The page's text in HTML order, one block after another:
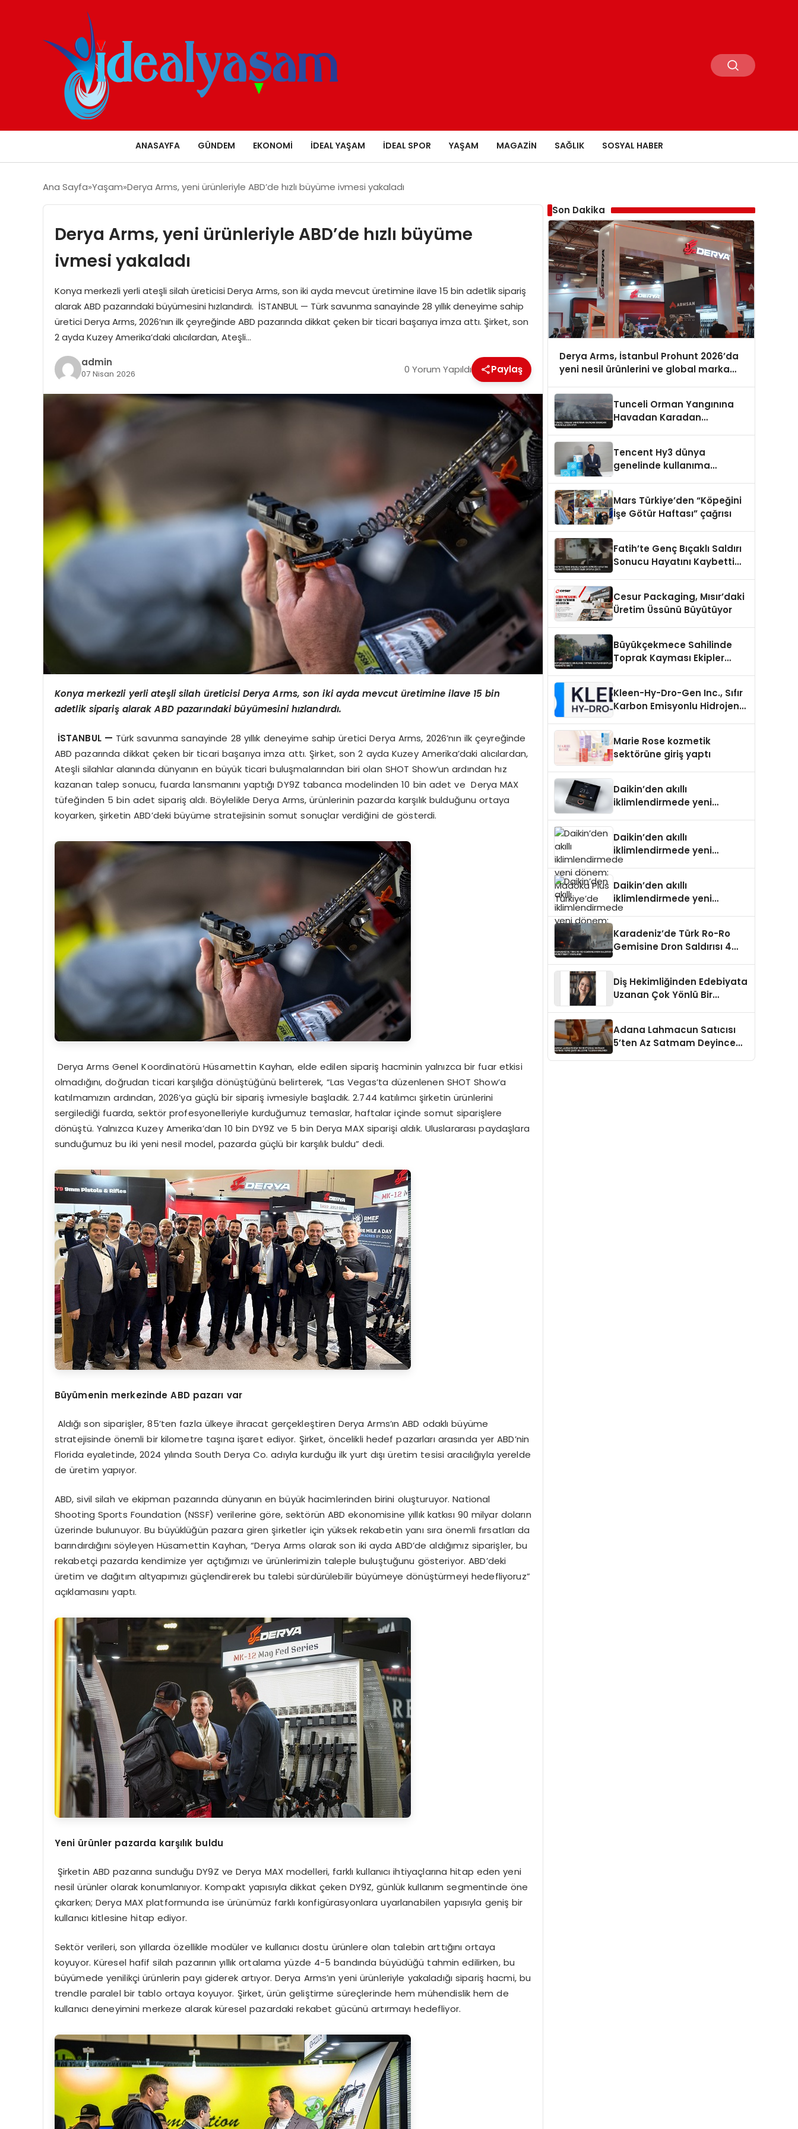
ANASAYFA GÜNDEM EKONOMI İDEAL YAŞAM İDEAL SPOR YAŞAM MAGAZIN SAĞLIK SOSYAL HABER
Ana Sayfa Yaşam Derya Arms, yeni ürünleriyle ABD’de hızlı büyüme ivmesi yakaladı
Derya Arms, yeni ürünleriyle ABD’de hızlı büyüme
ivmesi yakaladı
Konya merkezli yerli ateşli silah üreticisi Derya Arms, son iki ayda mevcut üretimine ilave 15 bin adetlik sipariş
alarak ABD pazarındaki büyümesini hızlandırdı. İSTANBUL — Türk savunma sanayinde 28 yıllık deneyime sahip
üretici Derya Arms, 2026’nın ilk çeyreğinde ABD pazarında dikkat çeken bir ticari başarıya imza attı. Şirket, son
2 ayda Kuzey Amerika’daki alıcılardan, Ateşli…
admin
07 Nisan 2026 0 Yorum Yapıldı Paylaş
Konya merkezli yerli ateşli silah üreticisi Derya Arms, son iki ayda mevcut üretimine ilave 15 bin
adetlik sipariş alarak ABD pazarındaki büyümesini hızlandırdı.
İSTANBUL — Türk savunma sanayinde 28 yıllık deneyime sahip üretici Derya Arms, 2026’nın ilk çeyreğinde
ABD pazarında dikkat çeken bir ticari başarıya imza attı. Şirket, son 2 ayda Kuzey Amerika’daki alıcılardan,
Ateşli silahlar alanında dünyanın en büyük ticari buluşmalarından biri olan SHOT Show’un ardından hız
kazanan talep sonucu, fuarda lansmanını yaptığı DY9Z tabanca modelinden 10 bin adet ve Derya MAX
tüfeğinden 5 bin adet sipariş aldı. Böylelikle Derya Arms, ürünlerinin pazarda karşılık bulduğunu ortaya
koyarken, şirketin ABD’deki büyüme stratejisinin somut sonuçlar verdiğini de gösterdi.
Derya Arms Genel Koordinatörü Hüsamettin Kayhan, elde edilen sipariş hacminin yalnızca bir fuar etkisi
olmadığını, doğrudan ticari karşılığa dönüştüğünü belirterek, “Las Vegas’ta düzenlenen SHOT Show’a
katılmamızın ardından, 2026’ya güçlü bir sipariş ivmesiyle başladık. 2.744 katılımcı şirketin ürünlerini
sergilediği fuarda, sektör profesyonelleriyle kurduğumuz temaslar, haftalar içinde somut siparişlere
dönüştü. Yalnızca Kuzey Amerika’dan 10 bin DY9Z ve 5 bin Derya MAX siparişi aldık. Uluslararası paydaşlara
sunduğumuz bu iki yeni nesil model, pazarda güçlü bir karşılık buldu” dedi.
Büyümenin merkezinde ABD pazarı var
Aldığı son siparişler, 85’ten fazla ülkeye ihracat gerçekleştiren Derya Arms’ın ABD odaklı büyüme
stratejisinde önemli bir kilometre taşına işaret ediyor. Şirket, öncelikli hedef pazarları arasında yer ABD’nin
Florida eyaletinde, 2024 yılında South Derya Co. adıyla kurduğu ilk yurt dışı üretim tesisi aracılığıyla yerelde
de üretim yapıyor.
ABD, sivil silah ve ekipman pazarında dünyanın en büyük hacimlerinden birini oluşturuyor. National
Shooting Sports Foundation (NSSF) verilerine göre, sektörün ABD ekonomisine yıllık katkısı 90 milyar doların
üzerinde bulunuyor. Bu büyüklüğün pazara giren şirketler için yüksek rekabetin yanı sıra önemli fırsatları da
barındırdığını söyleyen Hüsamettin Kayhan, “Derya Arms olarak son iki ayda ABD’de aldığımız siparişler, bu
rekabetçi pazarda kendimize yer açtığımızı ve ürünlerimizin taleple buluştuğunu gösteriyor. ABD’deki
üretim ve dağıtım altyapımızı güçlendirerek bu talebi sürdürülebilir büyümeye dönüştürmeyi hedefliyoruz”
açıklamasını yaptı.
Yeni ürünler pazarda karşılık buldu
Şirketin ABD pazarına sunduğu DY9Z ve Derya MAX modelleri, farklı kullanıcı ihtiyaçlarına hitap eden yeni
nesil ürünler olarak konumlanıyor. Kompakt yapısıyla dikkat çeken DY9Z, günlük kullanım segmentinde öne
çıkarken; Derya MAX platformunda ise ürünümüz farklı konfigürasyonlara uyarlanabilen yapısıyla geniş bir
kullanıcı kitlesine hitap ediyor.
Sektör verileri, son yıllarda özellikle modüler ve kullanıcı dostu ürünlere olan talebin arttığını ortaya
koyuyor. Küresel hafif silah pazarının yıllık ortalama yüzde 4-5 bandında büyüdüğü tahmin edilirken, bu
büyümede yenilikçi ürünlerin payı giderek artıyor. Derya Arms’ın yeni ürünleriyle yakaladığı sipariş hacmi, bu
trendle paralel bir tablo ortaya koyuyor. Şirket, ürün geliştirme süreçlerinde hem mühendislik hem de
kullanıcı deneyimini merkeze alarak küresel pazardaki rekabet gücünü artırmayı hedefliyor.
Son Dakika
Derya Arms, İstanbul Prohunt 2026’da
yeni nesil ürünlerini ve global marka
Tunceli Orman Yangınına
Havadan Karadan
Tencent Hy3 dünya
genelinde kullanıma
Mars Türkiye’den “Köpeğini
İşe Götür Haftası” çağrısı
Fatih’te Genç Bıçaklı Saldırı
Sonucu Hayatını Kaybetti
Cesur Packaging, Mısır’daki
Üretim Üssünü Büyütüyor
Büyükçekmece Sahilinde
Toprak Kayması Ekipler
Kleen-Hy-Dro-Gen Inc., Sıfır
Karbon Emisyonlu Hidrojen
Aldı
Marie Rose kozmetik
sektörüne giriş yaptı
Daikin’den akıllı
iklimlendirmede yeni
Daikin’den akıllı
iklimlendirmede yeni
dönem: Madoka Plus
Daikin’den akıllı
iklimlendirmede yeni
dönem: Madoka Plus
Karadeniz’de Türk Ro-Ro
Gemisine Dron Saldırısı 4
Diş Hekimliğinden Edebiyata
Uzanan Çok Yönlü Bir
Adana Lahmacun Satıcısı
5’ten Az Satmam Deyince